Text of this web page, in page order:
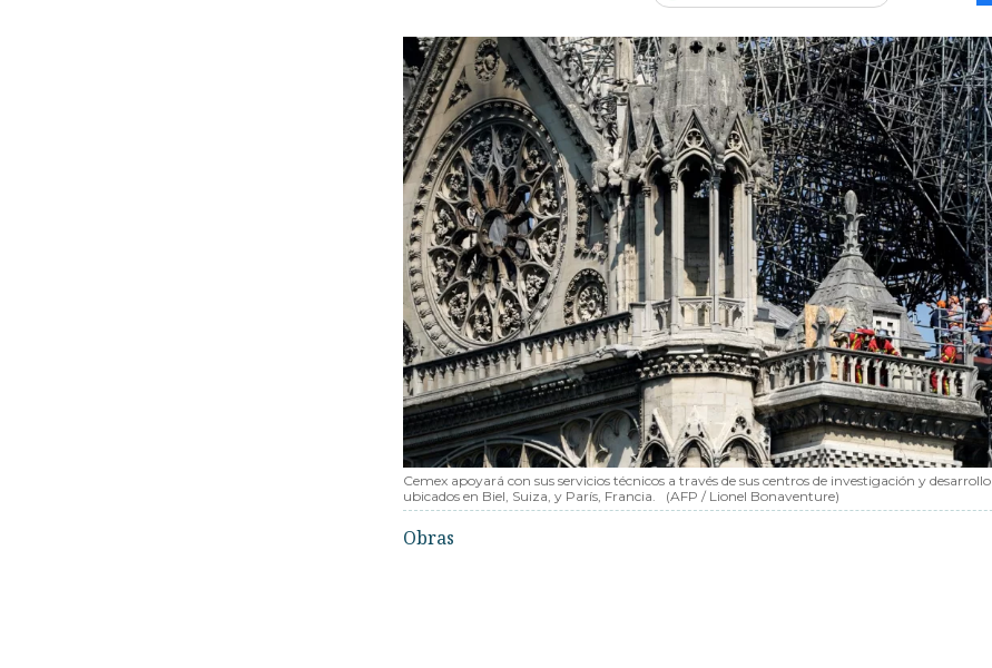
Cemex apoyará con sus servicios técnicos a través de sus centros de investigación y desarrollo
ubicados en Biel, Suiza, y París, Francia.
(AFP / Lionel Bonaventure)
Obras